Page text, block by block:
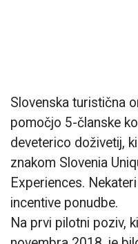
Slovenska turistična
pomočjo 5-članske
deveterico doživetij,
znakom Slovenia
Experiences.
incentive ponudbe.
Na prvi pilotni poziv,